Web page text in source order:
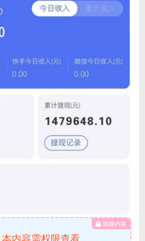
隐藏内容
本内容需权限查看